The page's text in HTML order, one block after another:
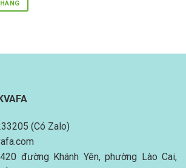
(Có Zalo)
đường Khánh Yên, phường Lào Cai,